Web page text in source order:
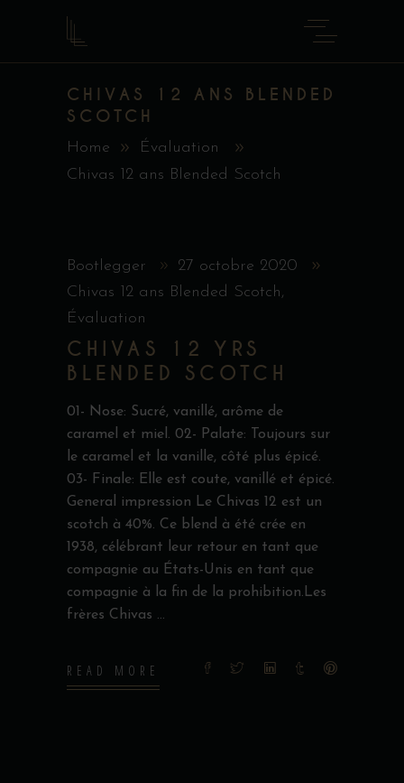
CHIVAS 12 ANS BLENDED
SCOTCH
Home
Évaluation
Chivas 12 ans Blended Scotch
Bootlegger
27 octobre 2020
Chivas 12 ans Blended Scotch,
Évaluation
CHIVAS 12 YRS
BLENDED SCOTCH
01- Nose: Sucré, vanillé, arôme de
caramel et miel. 02- Palate: Toujours sur
le caramel et la vanille, côté plus épicé.
03- Finale: Elle est coute, vanillé et épicé.
General impression Le Chivas 12 est un
scotch à 40%. Ce blend à été crée en
1938, célébrant leur retour en tant que
compagnie au États-Unis en tant que
compagnie à la fin de la prohibition.Les
frères Chivas
READ MORE